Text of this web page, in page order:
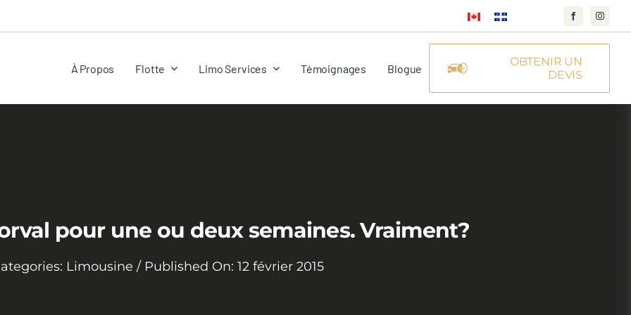
À Propos Flotte Limo Services Témoignages Blogue
OBTENIR UN
DEVIS
pour une ou deux semaines. Vraiment?
Limousine / Published On: 12 février 2015